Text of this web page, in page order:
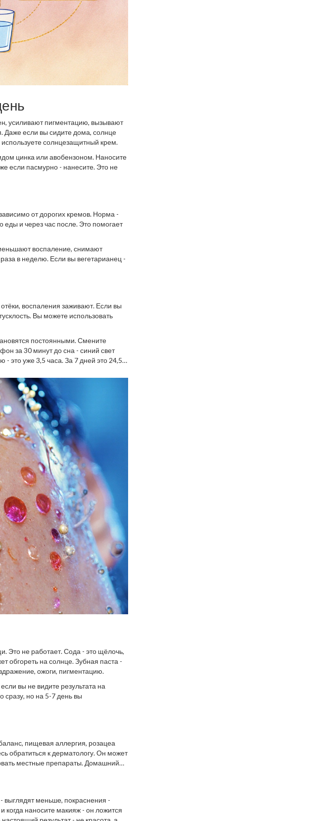
усиливают пигментацию, вызывают
Даже если вы сидите дома, солнце
солнцезащитный крем.
цинка или авобензоном. Наносите
если пасмурно - нанесите. Это не
от дорогих кремов. Норма -
еды и через час после. Это помогает
воспаление, снимают
в неделю. Если вы вегетарианец -
воспаления заживают. Если вы
Вы можете использовать
постоянными. Смените
за 30 минут до сна - синий свет
это уже 3,5 часа. За 7 дней это 24,5
Это не работает. Сода - это щёлочь,
обгореть на солнце. Зубная паста -
ожоги, пигментацию.
вы не видите результата на
сразу, но на 5-7 день вы
пищевая аллергия, розацеа
обратиться к дерматологу. Он может
местные препараты. Домашний
выглядят меньше, покраснения -
когда наносите макияж - он ложится